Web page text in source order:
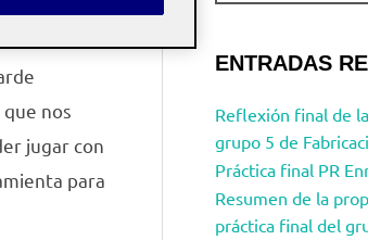
nos
jugar con
para
ENTRADAS
Reflexión final de
grupo 5 de
Práctica final PR
Resumen de la
práctica final del